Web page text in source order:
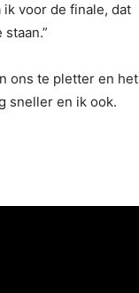
voor de finale, dat
ons te pletter en het
sneller en ik ook.